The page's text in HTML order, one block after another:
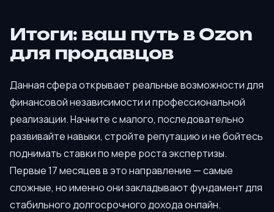
Итоги: ваш путь в Ozon
для продавцов
Данная сфера открывает реальные возможности для
финансовой независимости и профессиональной
реализации. Начните с малого, последовательно
развивайте навыки, стройте репутацию и не бойтесь
поднимать ставки по мере роста экспертизы.
Первые 17 месяцев в это направление — самые
сложные, но именно они закладывают фундамент для
стабильного долгосрочного дохода онлайн.